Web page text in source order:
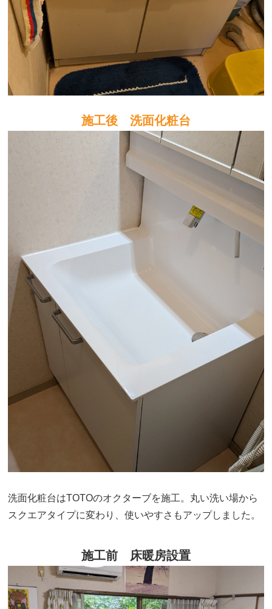
施工後 洗面化粧台
洗面化粧台はTOTOのオクターブを施工。丸い洗い場から
スクエアタイプに変わり、使いやすさもアップしました。
施工前 床暖房設置